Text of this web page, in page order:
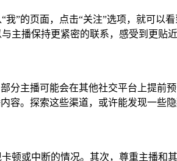
”的页面，点击“关注”选项，就可以
主播保持更紧密的联系，感受到更贴近
分主播可能会在其他社交平台上提前
容。探索这些渠道，或许能发现一些隐
顿或中断的情况。其次，尊重主播和